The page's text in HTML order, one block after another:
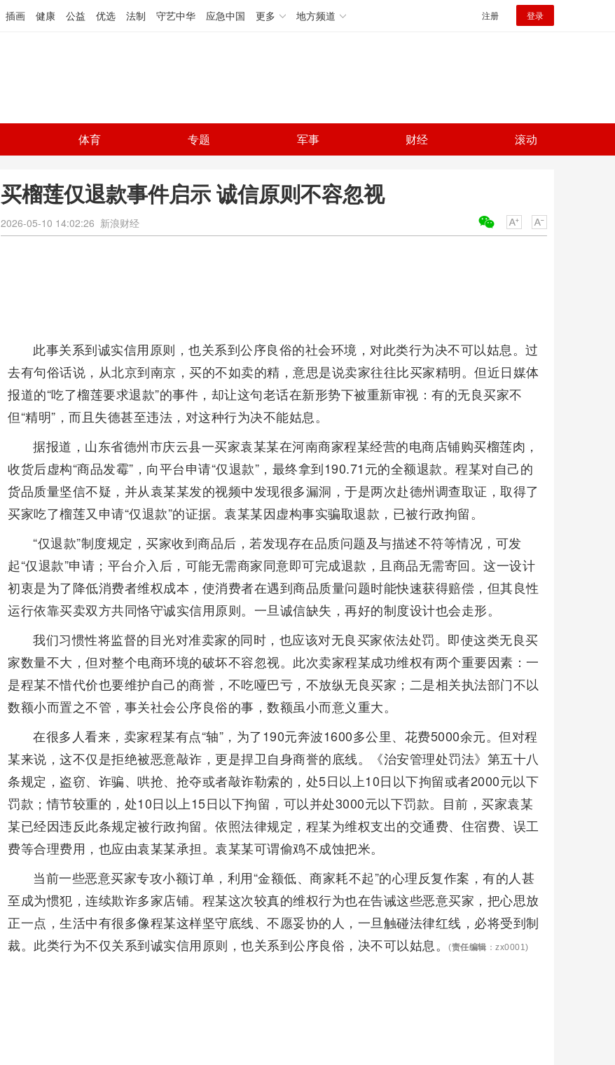
插画 健康 公益 优选 法制 守艺中华 应急中国 更多 地方频道 注册 登录
体育 专题 军事 财经 滚动
买榴莲仅退款事件启示 诚信原则不容忽视
2026-05-10 14:02:26 新浪财经
此事关系到诚实信用原则，也关系到公序良俗的社会环境，对此类行为决不可以姑息。过
去有句俗话说，从北京到南京，买的不如卖的精，意思是说卖家往往比买家精明。但近日媒体
报道的“吃了榴莲要求退款”的事件，却让这句老话在新形势下被重新审视：有的无良买家不
但“精明”，而且失德甚至违法，对这种行为决不能姑息。
据报道，山东省德州市庆云县一买家袁某某在河南商家程某经营的电商店铺购买榴莲肉，
收货后虚构“商品发霉”，向平台申请“仅退款”，最终拿到190.71元的全额退款。程某对自己的
货品质量坚信不疑，并从袁某某发的视频中发现很多漏洞，于是两次赴德州调查取证，取得了
买家吃了榴莲又申请“仅退款”的证据。袁某某因虚构事实骗取退款，已被行政拘留。
“仅退款”制度规定，买家收到商品后，若发现存在品质问题及与描述不符等情况，可发
起“仅退款”申请；平台介入后，可能无需商家同意即可完成退款，且商品无需寄回。这一设计
初衷是为了降低消费者维权成本，使消费者在遇到商品质量问题时能快速获得赔偿，但其良性
运行依靠买卖双方共同恪守诚实信用原则。一旦诚信缺失，再好的制度设计也会走形。
我们习惯性将监督的目光对准卖家的同时，也应该对无良买家依法处罚。即使这类无良买
家数量不大，但对整个电商环境的破坏不容忽视。此次卖家程某成功维权有两个重要因素：一
是程某不惜代价也要维护自己的商誉，不吃哑巴亏，不放纵无良买家；二是相关执法部门不以
数额小而置之不管，事关社会公序良俗的事，数额虽小而意义重大。
在很多人看来，卖家程某有点“轴”，为了190元奔波1600多公里、花费5000余元。但对程
某来说，这不仅是拒绝被恶意敲诈，更是捍卫自身商誉的底线。《治安管理处罚法》第五十八
条规定，盗窃、诈骗、哄抢、抢夺或者敲诈勒索的，处5日以上10日以下拘留或者2000元以下
罚款；情节较重的，处10日以上15日以下拘留，可以并处3000元以下罚款。目前，买家袁某
某已经因违反此条规定被行政拘留。依照法律规定，程某为维权支出的交通费、住宿费、误工
费等合理费用，也应由袁某某承担。袁某某可谓偷鸡不成蚀把米。
当前一些恶意买家专攻小额订单，利用“金额低、商家耗不起”的心理反复作案，有的人甚
至成为惯犯，连续欺诈多家店铺。程某这次较真的维权行为也在告诫这些恶意买家，把心思放
正一点，生活中有很多像程某这样坚守底线、不愿妥协的人，一旦触碰法律红线，必将受到制
裁。此类行为不仅关系到诚实信用原则，也关系到公序良俗，决不可以姑息。
(责任编辑 ：zx0001)